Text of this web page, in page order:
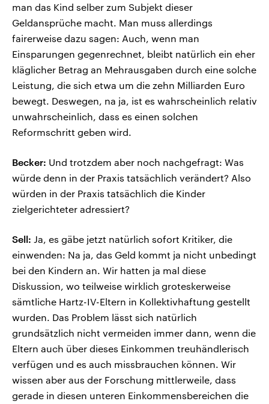
man das Kind selber zum Subjekt dieser
Geldansprüche macht. Man muss allerdings
fairerweise dazu sagen: Auch, wenn man
Einsparungen gegenrechnet, bleibt natürlich ein eher
kläglicher Betrag an Mehrausgaben durch eine solche
Leistung, die sich etwa um die zehn Milliarden Euro
bewegt. Deswegen, na ja, ist es wahrscheinlich relativ
unwahrscheinlich, dass es einen solchen
Reformschritt geben wird.
Becker: Und trotzdem aber noch nachgefragt: Was
würde denn in der Praxis tatsächlich verändert? Also
würden in der Praxis tatsächlich die Kinder
zielgerichteter adressiert?
Sell: Ja, es gäbe jetzt natürlich sofort Kritiker, die
einwenden: Na ja, das Geld kommt ja nicht unbedingt
bei den Kindern an. Wir hatten ja mal diese
Diskussion, wo teilweise wirklich groteskerweise
sämtliche Hartz-IV-Eltern in Kollektivhaftung gestellt
wurden. Das Problem lässt sich natürlich
grundsätzlich nicht vermeiden immer dann, wenn die
Eltern auch über dieses Einkommen treuhändlerisch
verfügen und es auch missbrauchen können. Wir
wissen aber aus der Forschung mittlerweile, dass
gerade in diesen unteren Einkommensbereichen die